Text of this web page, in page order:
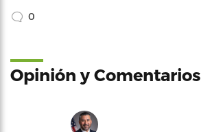
0
Opinión y Comentarios